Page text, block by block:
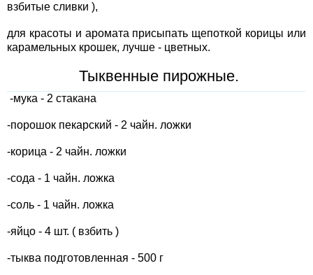
взбитые сливки ),
для красоты и аромата присыпать щепоткой корицы или
карамельных крошек, лучше - цветных.
Тыквенные пирожные.
-мука - 2 стакана
-порошок пекарский - 2 чайн. ложки
-корица - 2 чайн. ложки
-сода - 1 чайн. ложка
-соль - 1 чайн. ложка
-яйцо - 4 шт. ( взбить )
-тыква подготовленная - 500 г